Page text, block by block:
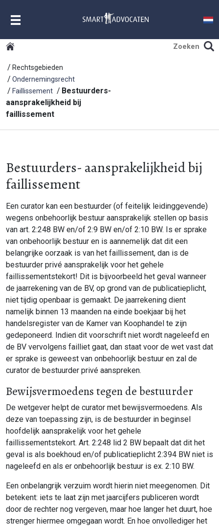
Rechtsgebieden
Ondernemingsrecht
Faillissement
Bestuurders-
aansprakelijkheid bij
faillissement
Bestuurders- aansprakelijkheid bij
faillissement
Een curator kan een bestuurder (of feitelijk leidinggevende)
wegens onbehoorlijk bestuur aansprakelijk stellen op basis
van art. 2:248 BW en/of 2:9 BW en/of 2:10 BW. Is er sprake
van onbehoorlijk bestuur en is aannemelijk dat dit een
belangrijke oorzaak is van het faillissement, dan is de
bestuurder privé aansprakelijk voor het gehele
faillissementstekort! Dit is bijvoorbeeld het geval wanneer
de jaarrekening van de BV, op grond van de publicatieplicht,
niet tijdig openbaar is gemaakt. De jaarrekening dient
namelijk binnen 13 maanden na einde boekjaar bij het
handelsregister van de Kamer van Koophandel te zijn
gedeponeerd. Indien dit voorschrift niet wordt nageleefd en
de BV vervolgens failliet gaat, dan staat voor de wet vast dat
er sprake is geweest van onbehoorlijk bestuur en zal de
curator de bestuurder privé aanspreken.
Bewijsvermoedens tegen de bestuurder
De wetgever helpt de curator met bewijsvermoedens. Als
deze van toepassing zijn, is de bestuurder in beginsel
hoofdelijk aansprakelijk voor het gehele
faillissementstekort. Art. 2:248 lid 2 BW bepaalt dat dit het
geval is als boekhoud en/of publicatieplicht 2:394 BW niet is
nageleefd en als er onbehoorlijk bestuur is ex. 2:10 BW.
Een onbelangrijk verzuim wordt hierin niet meegenomen. Dit
betekent: iets te laat zijn met jaarcijfers publiceren wordt
door de rechter nog vergeven, maar hoe langer het duurt, hoe
strenger hiermee omgegaan wordt. En hoe onvollediger het